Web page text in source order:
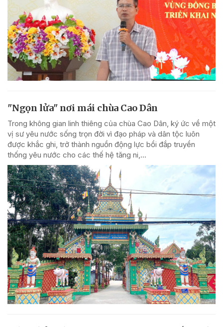
"Ngọn lửa" nơi mái chùa Cao Dân
Trong không gian linh thiêng của chùa Cao Dân, ký ức về một
vị sư yêu nước sống trọn đời vì đạo pháp và dân tộc luôn
được khắc ghi, trở thành nguồn động lực bồi đắp truyền
thống yêu nước cho các thế hệ tăng ni,...